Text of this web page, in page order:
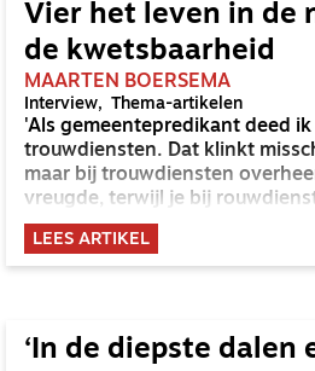
Vier het leven in de
de kwetsbaarheid
MAARTEN BOERSEMA
Interview Thema-artikelen
'Als gemeentepredikant deed
trouwdiensten. Dat klinkt
maar bij trouwdiensten
vreugde, terwijl je bij
diepte ingaat en over het volle
komt er dan als voorganger
te tonen.'
LEES ARTIKEL
‘In de diepste dalen